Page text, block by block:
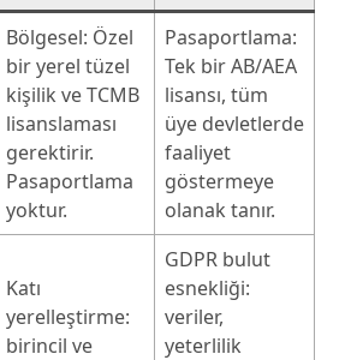
Bölgesel: Özel
bir yerel tüzel
kişilik ve TCMB
lisanslaması
gerektirir.
Pasaportlama
yoktur.
Pasaportlama:
Tek bir AB/AEA
lisansı, tüm
üye devletlerde
faaliyet
göstermeye
olanak tanır.
Katı
yerelleştirme:
birincil ve
GDPR bulut
esnekliği:
veriler,
yeterlilik